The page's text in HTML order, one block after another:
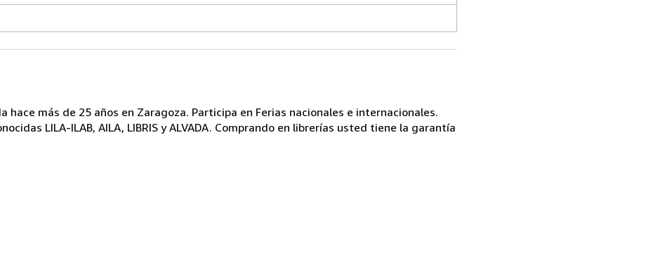
hace más de 25 años en Zaragoza. Participa en Ferias nacionales e internacionales.
LILA-ILAB, AILA, LIBRIS y ALVADA. Comprando en librerías usted tiene la garantía